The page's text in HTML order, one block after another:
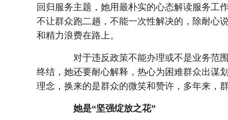
回归服务主题，她用最朴实的心态解读服务工
不让群众跑二趟，不能一次性解决的，除耐心
和精力浪费在路上。
对于违反政策不能办理或不是业务范围
终结，她还要耐心解释，热心为困难群众出谋
理念，换来的是群众的微笑和赞许，多年来，
她是“坚强绽放之花”